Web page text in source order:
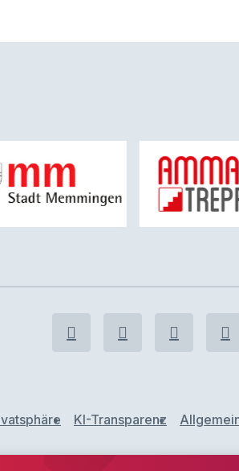
KI-Transparenz